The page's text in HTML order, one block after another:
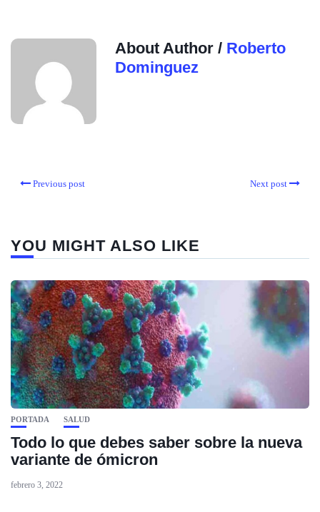
About Author / Roberto
Dominguez
Previous post Next post
YOU MIGHT ALSO LIKE
PORTADA SALUD
Todo lo que debes saber sobre la nueva
variante de ómicron
febrero 3, 2022